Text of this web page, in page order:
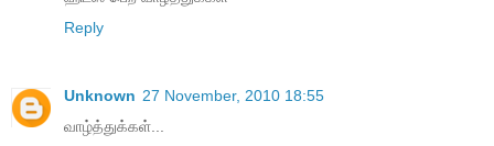
Reply
Unknown 27 November, 2010 18:55
வாழ்த்துக்கள்...